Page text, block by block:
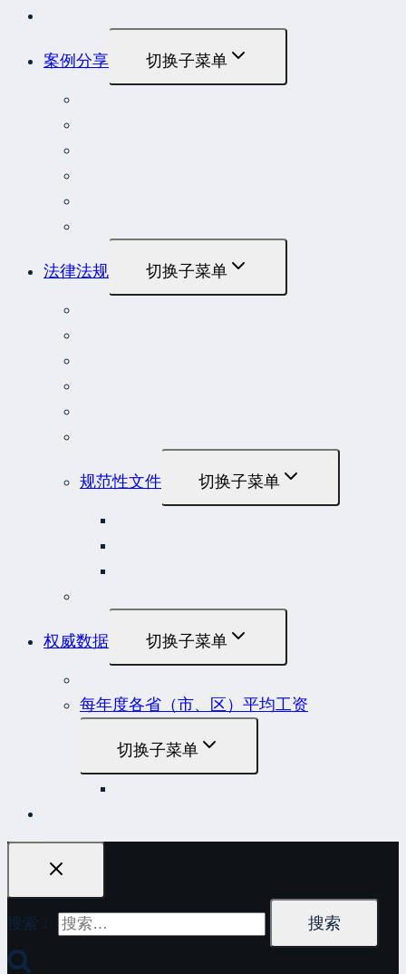
案例分享 切换子菜单
法律法规 切换子菜单
规范性文件 切换子菜单
权威数据 切换子菜单
每年度各省（市、区）平均工资
切换子菜单
搜索：